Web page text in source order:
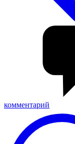
комментарий